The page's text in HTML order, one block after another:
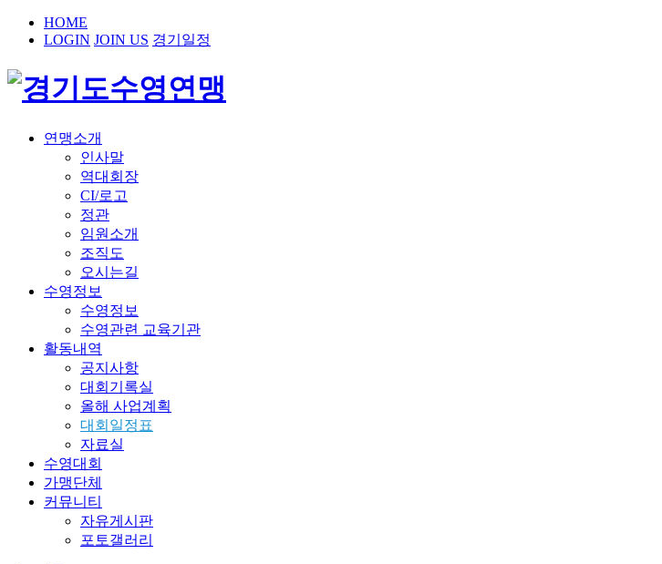
HOME
LOGIN JOIN US 경기일정
연맹소개
인사말
역대회장
CI/로고
정관
임원소개
조직도
오시는길
수영정보
수영정보
수영관련 교육기관
활동내역
공지사항
대회기록실
올해 사업계획
대회일정표
자료실
수영대회
가맹단체
커뮤니티
자유게시판
포토갤러리